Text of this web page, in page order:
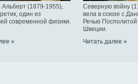
(1879-1955),
один из
современной физики.
»
Северную войну
вела в союзе с
Речью
Швеции.
Читать далее »